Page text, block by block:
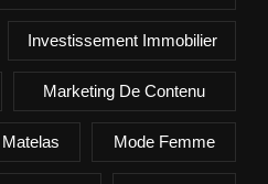
Investissement Immobilier
Marketing De Contenu
Matelas Mode Femme